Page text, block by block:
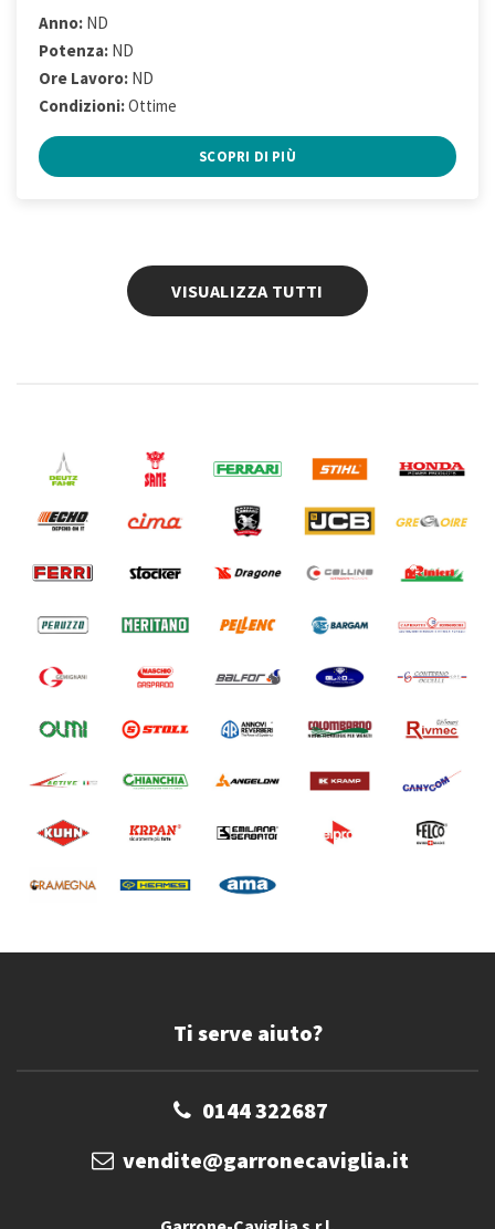
Anno: ND
Potenza: ND
Ore Lavoro: ND
Condizioni:Ottime
SCOPRI DI PIÙ
VISUALIZZA TUTTI
Ti serve aiuto?
0144 322687
vendite@garronecaviglia.it